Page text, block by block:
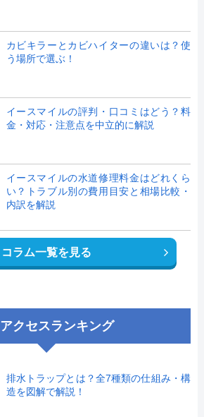
カビキラーとカビハイターの違いは？使
う場所で選ぶ！
イースマイルの評判・口コミはどう？料
金・対応・注意点を中立的に解説
イースマイルの水道修理料金はどれくら
い？トラブル別の費用目安と相場比較・
内訳を解説
コラム一覧を見る
アクセスランキング
排水トラップとは？全7種類の仕組み・構
造を図解で解説！